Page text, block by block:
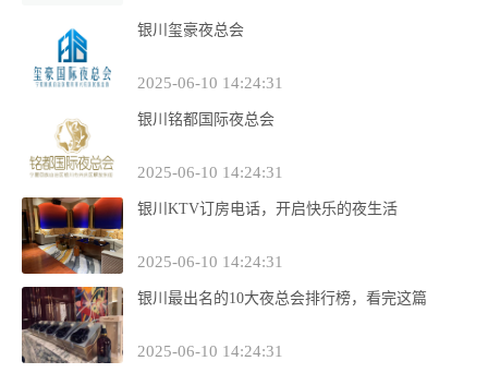
银川玺豪夜总会
2025-06-10 14:24:31
银川铭都国际夜总会
2025-06-10 14:24:31
银川KTV订房电话，开启快乐的夜生活
2025-06-10 14:24:31
银川最出名的10大夜总会排行榜，看完这篇
2025-06-10 14:24:31